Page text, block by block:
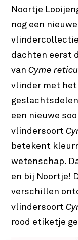
Noortje
nog een
vlindercollectie
dachten eerst
vanCyme
vlinder met
een nieuwe
vlindersoort
betekent
wetenschap.
en bij Noortje!
verschillen
vlindersoort
rood etiketje